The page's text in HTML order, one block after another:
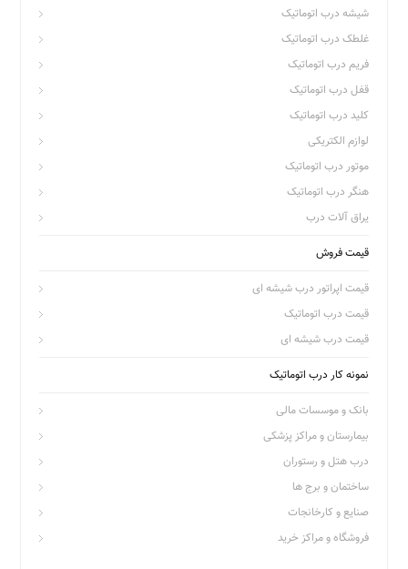
شیشه درب اتوماتیک
غلطک درب اتوماتیک
فریم درب اتوماتیک
قفل درب اتوماتیک
کلید درب اتوماتیک
لوازم الکتریکی
موتور درب اتوماتیک
هنگر درب اتوماتیک
یراق آلات درب
قیمت فروش
قیمت اپراتور درب شیشه ای
قیمت درب اتوماتیک
قیمت درب شیشه ای
نمونه کار درب اتوماتیک
بانک و موسسات مالی
بیمارستان و مراکز پزشکی
درب هتل و رستوران
ساختمان و برج ها
صنایع و کارخانجات
فروشگاه و مراکز خرید